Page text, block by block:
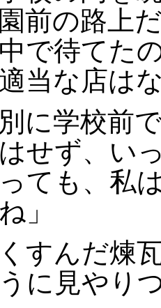
前の路上
で待てた
当な店は
別に学校前
せず、い
ても、私
」
すんだ煉
に見やり